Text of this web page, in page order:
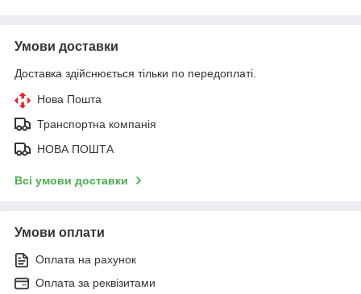
Умови доставки
Доставка здійснюється тільки по передоплаті.
Нова Пошта
Транспортна компанія
НОВА ПОШТА
Всі умови доставки
Умови оплати
Оплата на рахунок
Оплата за реквізитами